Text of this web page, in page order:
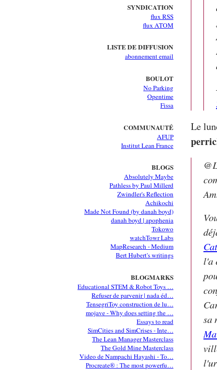
SYNDICATION
flux RSS
flux ATOM
LISTE DE DIFFUSION
abonnement email
BOULOT
No Parking
Opentime
Fissa
COMMUNAUTÉ
AFUP
Institut Lean France
BLOGS
Absolutely Maybe
Pathless by Paul Millerd
Zwindler's Reflection
Achikochi
Made Not Found (by danah boyd)
danah boyd | apophenia
Tokowo
watchTowr Labs
MapResearch - Medium
Bert Hubert's writings
BLOGMARKS
Educational STEM & Robot Toys …
Refuser de parvenir | nada éd…
TensegriToy construction de lu…
mojave - Why does setting the …
Essays to read
SimCities and SimCrises - Inte…
The Lean Manager Masterclass
The Gold Mine Masterclass
Video de Nampachi Hayashi - To…
Procreate® : The most powerfu…
Le
l'a
sa